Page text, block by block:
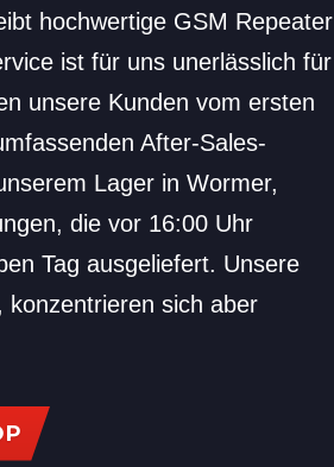
hochwertige GSM Repeater
ist für uns unerlässlich für
unsere Kunden vom ersten
After-Sales-
Lager in Wormer,
die vor 16:00 Uhr
Tag ausgeliefert. Unsere
konzentrieren sich aber